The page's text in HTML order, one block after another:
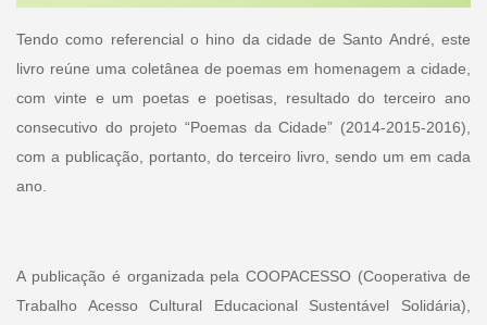
Tendo como referencial o hino da cidade de Santo André, este
livro reúne uma coletânea de poemas em homenagem a cidade,
com vinte e um poetas e poetisas, resultado do terceiro ano
consecutivo do projeto “Poemas da Cidade” (2014-2015-2016),
com a publicação, portanto, do terceiro livro, sendo um em cada
ano.
A publicação é organizada pela COOPACESSO (Cooperativa de
Trabalho Acesso Cultural Educacional Sustentável Solidária),